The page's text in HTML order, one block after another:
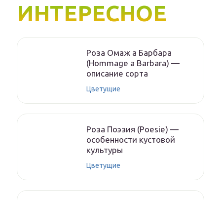
ИНТЕРЕСНОЕ
Роза Омаж а Барбара
(Hommage a Barbara) —
описание сорта
Цветущие
Роза Поэзия (Poesie) —
особенности кустовой
культуры
Цветущие